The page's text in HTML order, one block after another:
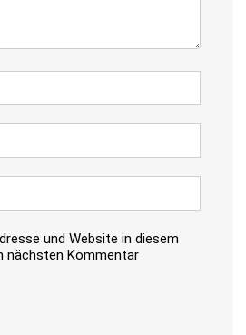
und Website in diesem
nächsten Kommentar